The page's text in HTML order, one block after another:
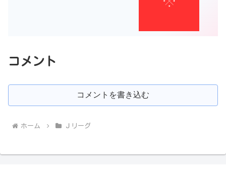
コメント
コメントを書き込む
ホーム Ｊリーグ